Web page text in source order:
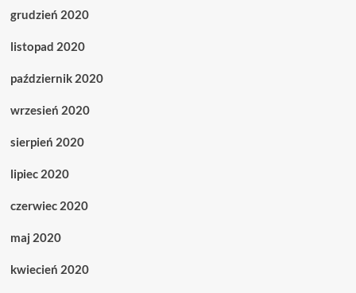
grudzień 2020
listopad 2020
październik 2020
wrzesień 2020
sierpień 2020
lipiec 2020
czerwiec 2020
maj 2020
kwiecień 2020